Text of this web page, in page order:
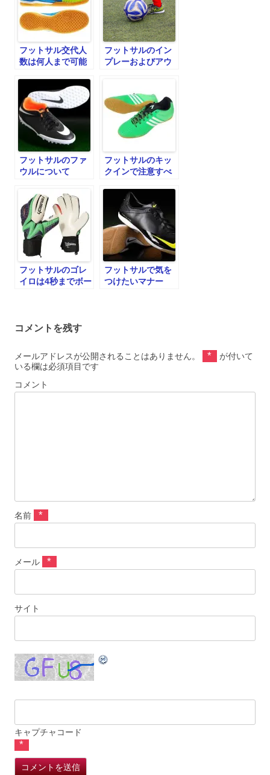
フットサル交代人
数は何人まで可能
フットサルのイン
プレーおよびアウ
フットサルのファ
ウルについて
フットサルのキッ
クインで注意すべ
フットサルのゴレ
イロは4秒までボー
フットサルで気を
つけたいマナー
コメントを残す
メールアドレスが公開されることはありません。 *
が付いて
いる欄は必須項目です
コメント
名前 *
メール *
サイト
キャプチャコード
*